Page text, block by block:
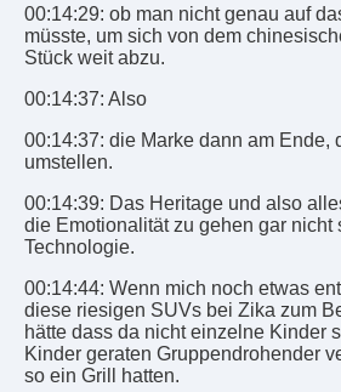
00:14:29: ob man nicht genau auf
müsste, um sich von dem
Stück weit abzu.
00:14:37: Also
00:14:37: die Marke dann am Ende,
umstellen.
00:14:39: Das Heritage und also
die Emotionalität zu gehen gar nicht
Technologie.
00:14:44: Wenn mich noch etwas
diese riesigen SUVs bei Zika zum
hätte dass da nicht einzelne Kinder
Kinder geraten Gruppendrohender
so ein Grill hatten.